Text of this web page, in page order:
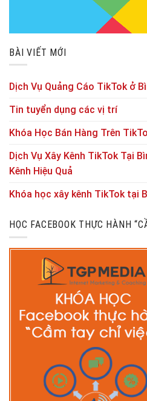
BÀI VIẾT MỚI
Dịch Vụ Quảng Cáo TikTok ở
Tin tuyển dụng các vị trí
Khóa Học Bán Hàng Trên
Dịch Vụ Xây Kênh TikTok Tại
Kênh Hiệu Quả
Khóa học xây kênh TikTok tại
HỌC FACEBOOK THỰC HÀNH